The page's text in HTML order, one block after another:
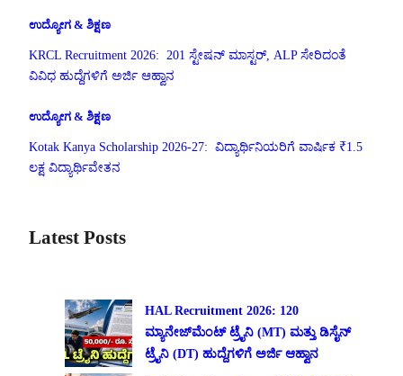
ಉದ್ಯೋಗ & ಶಿಕ್ಷಣ
KRCL Recruitment 2026: 201 ಸ್ಟೇಷನ್ ಮಾಸ್ಟರ್, ALP ಸೇರಿದಂತೆ
ವಿವಿಧ ಹುದ್ದೆಗಳಿಗೆ ಅರ್ಜಿ ಆಹ್ವಾನ
ಉದ್ಯೋಗ & ಶಿಕ್ಷಣ
Kotak Kanya Scholarship 2026-27: ವಿದ್ಯಾರ್ಥಿನಿಯರಿಗೆ ವಾರ್ಷಿಕ ₹1.5
ಲಕ್ಷ ವಿದ್ಯಾರ್ಥಿವೇತನ
Latest Posts
HAL Recruitment 2026: 120
ಮ್ಯಾನೇಜ್‌ಮೆಂಟ್ ಟ್ರೈನಿ (MT) ಮತ್ತು ಡಿಸೈನ್
ಟ್ರೈನಿ (DT) ಹುದ್ದೆಗಳಿಗೆ ಅರ್ಜಿ ಆಹ್ವಾನ